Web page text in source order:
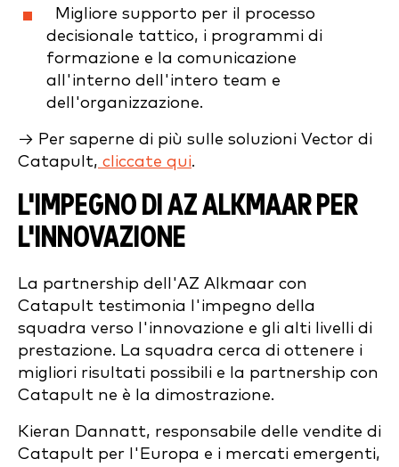
Migliore supporto per il processo
decisionale tattico, i programmi di
formazione e la comunicazione
all'interno dell'intero team e
dell'organizzazione.
→ Per saperne di più sulle soluzioni Vector di
Catapult, cliccate qui.
L'IMPEGNO DI AZ ALKMAAR PER
L'INNOVAZIONE
La partnership dell'AZ Alkmaar con
Catapult testimonia l'impegno della
squadra verso l'innovazione e gli alti livelli di
prestazione. La squadra cerca di ottenere i
migliori risultati possibili e la partnership con
Catapult ne è la dimostrazione.
Kieran Dannatt, responsabile delle vendite di
Catapult per l'Europa e i mercati emergenti,